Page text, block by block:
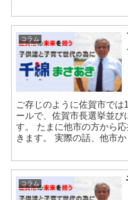
コラム
ご存じのように佐賀市では
ールで、佐賀市長選挙並び
す。 たまに他市の方から
きます。 実際の話、他市
コラム